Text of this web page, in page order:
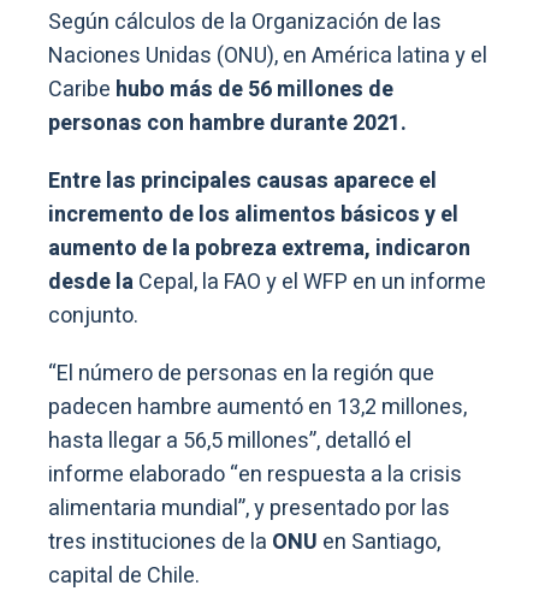
Según cálculos de la Organización de las
Naciones Unidas (ONU), en América latina y el
Caribe hubo más de 56 millones de
personas con hambre durante 2021.
Entre las principales causas aparece el
incremento de los alimentos básicos y el
aumento de la pobreza extrema, indicaron
desde laCepal, la FAO y el WFP en un informe
conjunto.
“El número de personas en la región que
padecen hambre aumentó en 13,2 millones,
hasta llegar a 56,5 millones”, detalló el
informe elaborado “en respuesta a la crisis
alimentaria mundial”, y presentado por las
tres instituciones de la ONU en Santiago,
capital de Chile.